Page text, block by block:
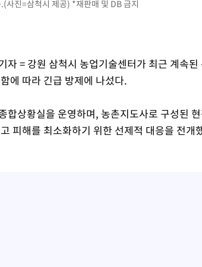
라로 본 폭염 저감시설 '온도차'
사진=삼척시 제공) *재판매 및 DB 금지
자 = 강원 삼척시 농업기술센터가 최근 계속
에 따라 긴급 방제에 나섰다.
합상황실을 운영하며, 농촌지도사로 구성된
피해를 최소화하기 위한 선제적 대응을 전개